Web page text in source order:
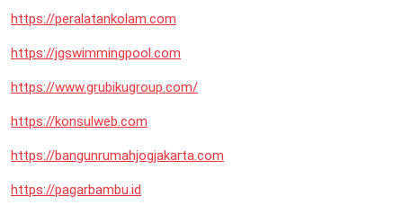
https://peralatankolam.com
https://jgswimmingpool.com
https://www.grubikugroup.com/
https://konsulweb.com
https://bangunrumahjogjakarta.com
https://pagarbambu.id